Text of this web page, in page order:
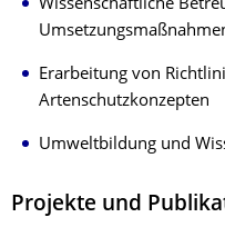
Wissenschaftliche
Erarbeitung von
Artenschutzkonzepten
Umweltbildung und
Projekte und